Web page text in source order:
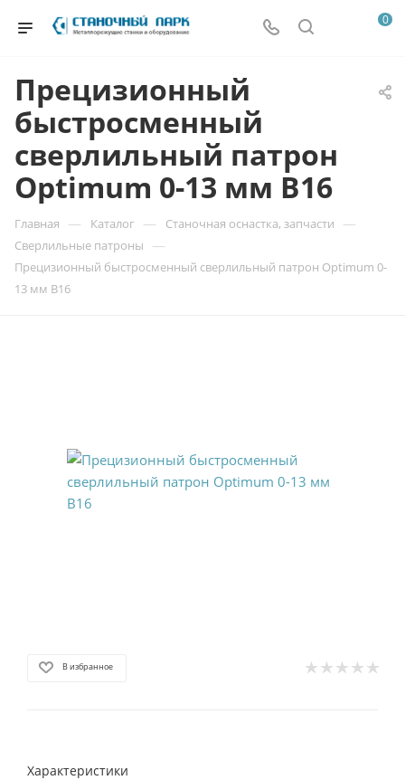
0
Прецизионный
быстросменный
сверлильный патрон
Optimum 0-13 мм В16
Главная — Каталог — Станочная оснастка, запчасти —
Сверлильные патроны —
Прецизионный быстросменный сверлильный патрон Optimum 0-
13 мм В16
В избранное
Характеристики